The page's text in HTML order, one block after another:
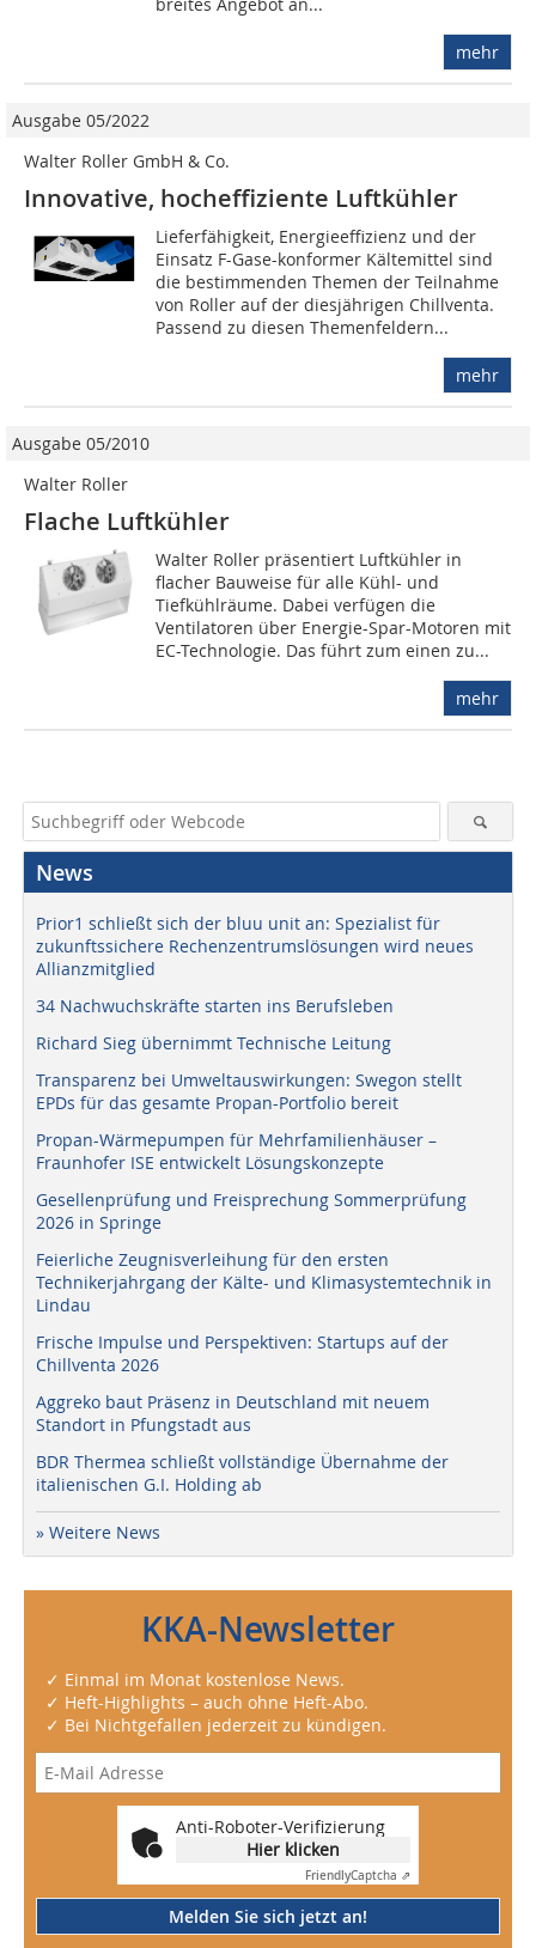
breites Angebot an...
mehr
Ausgabe 05/2022
Walter Roller GmbH & Co.
Innovative, hocheffiziente Luftkühler
Lieferfähigkeit, Energieeffizienz und der
Einsatz F-Gase-konformer Kältemittel sind
die bestimmenden Themen der Teilnahme
von Roller auf der diesjährigen Chillventa.
Passend zu diesen Themenfeldern...
mehr
Ausgabe 05/2010
Walter Roller
Flache Luftkühler
Walter Roller präsentiert Luftkühler in
flacher Bauweise für alle Kühl- und
Tiefkühlräume. Dabei verfügen die
Ventilatoren über Energie-Spar-Motoren mit
EC-Technologie. Das führt zum einen zu...
mehr
News
Prior1 schließt sich der bluu unit an: Spezialist für
zukunftssichere Rechenzentrumslösungen wird neues
Allianzmitglied
34 Nachwuchskräfte starten ins Berufsleben
Richard Sieg übernimmt Technische Leitung
Transparenz bei Umweltauswirkungen: Swegon stellt
EPDs für das gesamte Propan-Portfolio bereit
Propan-Wärmepumpen für Mehrfamilienhäuser –
Fraunhofer ISE entwickelt Lösungskonzepte
Gesellenprüfung und Freisprechung Sommerprüfung
2026 in Springe
Feierliche Zeugnisverleihung für den ersten
Technikerjahrgang der Kälte- und Klimasystemtechnik in
Lindau
Frische Impulse und Perspektiven: Startups auf der
Chillventa 2026
Aggreko baut Präsenz in Deutschland mit neuem
Standort in Pfungstadt aus
BDR Thermea schließt vollständige Übernahme der
italienischen G.I. Holding ab
» Weitere News
KKA-Newsletter
✓ Einmal im Monat kostenlose News.
✓ Heft-Highlights – auch ohne Heft-Abo.
✓ Bei Nichtgefallen jederzeit zu kündigen.
Anti-Roboter-Verifizierung
Hier klicken
FriendlyCaptcha ⇗
Melden Sie sich jetzt an!